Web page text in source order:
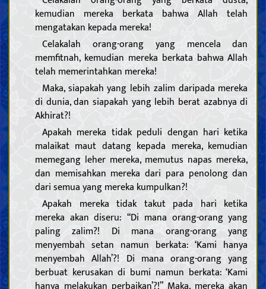
kemudian mereka berkata bahwa Allah telah
mengatakan kepada mereka!
Celakalah orang-orang yang mencela dan
memfitnah, kemudian mereka berkata bahwa Allah
telah memerintahkan mereka!
Maka, siapakah yang lebih zalim daripada mereka
di dunia, dan siapakah yang lebih berat azabnya di
Akhirat?!
Apakah mereka tidak peduli dengan hari ketika
malaikat maut datang kepada mereka, kemudian
memegang leher mereka, memutus napas mereka,
dan memisahkan mereka dari para penolong dan
dari semua yang mereka kumpulkan?!
Apakah mereka tidak takut pada hari ketika
mereka akan diseru: “Di mana orang-orang yang
paling zalim?! Di mana orang-orang yang
menyembah setan namun berkata: ‘Kami hanya
menyembah Allah’?! Di mana orang-orang yang
berbuat kerusakan di bumi namun berkata: ‘Kami
hanya melakukan perbaikan’?!” Maka, mereka akan